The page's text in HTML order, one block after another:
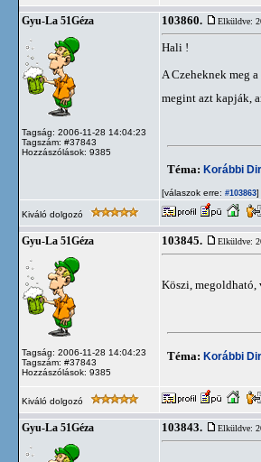
Gyu-La 51Géza
Tagság: 2006-11-28 14:04:23
Tagszám: #37843
Hozzászólások: 9385
103860. Elküldve:
Hali !
A Czeheknek meg
megint azt kapják,
Téma: Korábbi
[válaszok erre: #103863]
Kiváló dolgozó
Gyu-La 51Géza
Tagság: 2006-11-28 14:04:23
Tagszám: #37843
Hozzászólások: 9385
103845. Elküldve:
Köszi, megoldható,
Téma: Korábbi
Kiváló dolgozó
Gyu-La 51Géza 103843. Elküldve: